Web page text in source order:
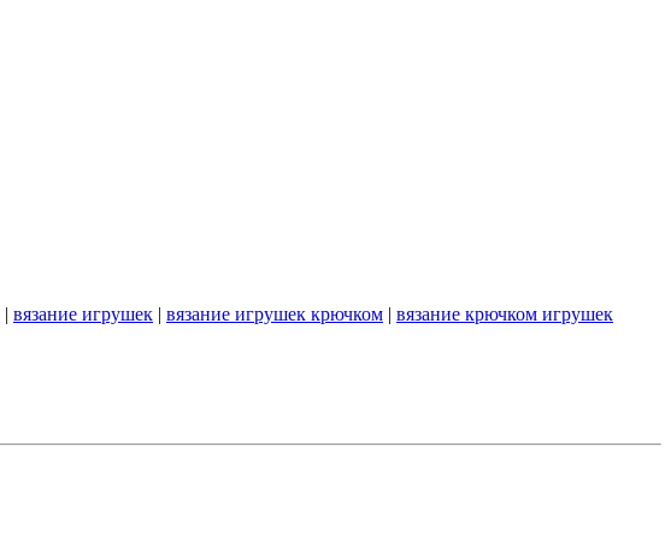
| вязание игрушек | вязание игрушек крючком | вязание крючком игрушек